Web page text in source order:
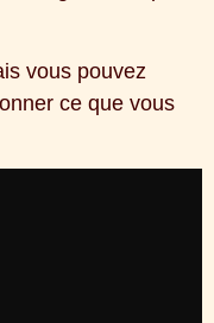
vous pouvez
ce que vous